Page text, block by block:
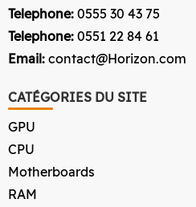
Telephone: 0555 30 43 75
Telephone: 0551 22 84 61
Email: contact@Horizon.com
CATÉGORIES DU SITE
GPU
CPU
Motherboards
RAM